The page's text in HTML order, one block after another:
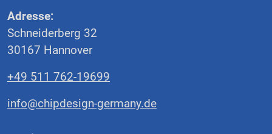
Adresse:
Schneiderberg 32
30167 Hannover
+49 511 762-19699
info@chipdesign-germany.de